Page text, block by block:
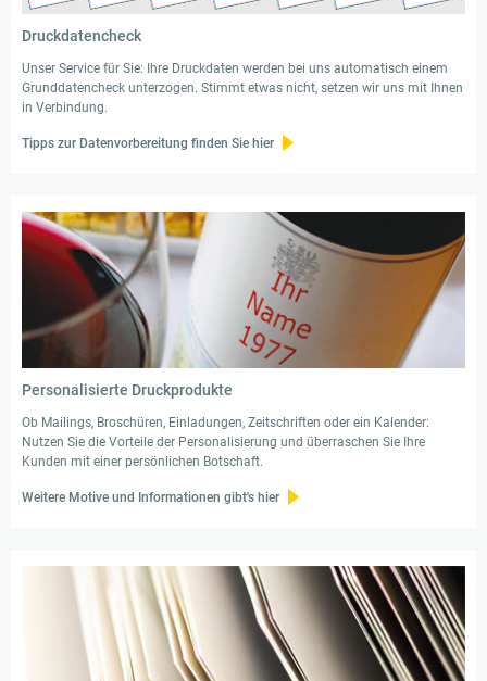
Druckdatencheck
Unser Service für Sie: Ihre Druckdaten werden bei uns automatisch einem
Grunddatencheck unterzogen. Stimmt etwas nicht, setzen wir uns mit Ihnen
in Verbindung.
Tipps zur Datenvorbereitung finden Sie hier
Personalisierte Druckprodukte
Ob Mailings, Broschüren, Einladungen, Zeitschriften oder ein Kalender:
Nutzen Sie die Vorteile der Personalisierung und überraschen Sie Ihre
Kunden mit einer persönlichen Botschaft.
Weitere Motive und Informationen gibt's hier